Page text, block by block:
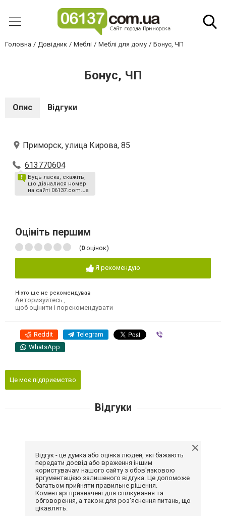
Головна Довідник Меблі Меблі для дому Бонус, ЧП
Бонус, ЧП
Опис Відгуки
Приморск, улица Кирова, 85
613770604
Будь ласка, скажіть,
що дізналися номер
на сайті 06137.com.ua
Оцініть першим
(0 оцінок)
Я рекомендую
Ніхто ще не рекомендував
Авторизуйтесь
щоб оцінити і порекомендувати
Reddit Telegram
WhatsApp
Це моє підприємство
Відгуки
Відгук - це думка або оцінка людей, які бажають
передати досвід або враження іншим
користувачам нашого сайту з обов'язковою
аргументацією залишеного відгука. Це допоможе
багатьом прийняти правильне рішення.
Коментарі призначені для спілкування та
обговорення, а також для роз'яснення питань, що
цікавлять.